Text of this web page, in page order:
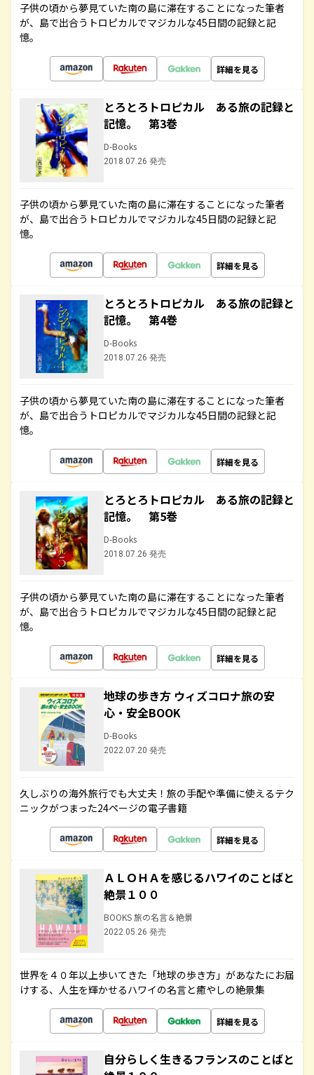
子供の頃から夢見ていた南の島に滞在することになった筆者
が、島で出合うトロピカルでマジカルな45日間の記録と記
憶。
詳細を見る
とろとろトロピカル ある旅の記録と
記憶。 第3巻
D-Books
2018.07.26 発売
子供の頃から夢見ていた南の島に滞在することになった筆者
が、島で出合うトロピカルでマジカルな45日間の記録と記
憶。
詳細を見る
とろとろトロピカル ある旅の記録と
記憶。 第4巻
D-Books
2018.07.26 発売
子供の頃から夢見ていた南の島に滞在することになった筆者
が、島で出合うトロピカルでマジカルな45日間の記録と記
憶。
詳細を見る
とろとろトロピカル ある旅の記録と
記憶。 第5巻
D-Books
2018.07.26 発売
子供の頃から夢見ていた南の島に滞在することになった筆者
が、島で出合うトロピカルでマジカルな45日間の記録と記
憶。
詳細を見る
地球の歩き方 ウィズコロナ旅の安
心・安全BOOK
D-Books
2022.07.20 発売
久しぶりの海外旅行でも大丈夫！旅の手配や準備に使えるテク
ニックがつまった24ページの電子書籍
詳細を見る
ＡＬＯＨＡを感じるハワイのことばと
絶景１００
BOOKS 旅の名言＆絶景
2022.05.26 発売
世界を４０年以上歩いてきた「地球の歩き方」があなたにお届
けする、人生を輝かせるハワイの名言と癒やしの絶景集
詳細を見る
自分らしく生きるフランスのことばと